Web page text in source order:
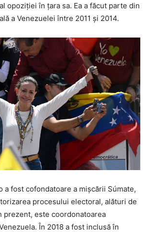
opoziției în țara sa. Ea a făcut parte din
a Venezuelei între 2011 și 2014.
a fost cofondatoare a mișcării Súmate,
procesului electoral, alături de
prezent, este coordonatoarea
În 2018 a fost inclusă în